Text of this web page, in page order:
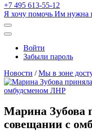
+7 495 613-55-12
Я хочу помочь Им нужна
Открыть
поиск
Профиль
Войти
Забыли пароль
Новости /Мы в зоне
Марина Зубова
совещании с